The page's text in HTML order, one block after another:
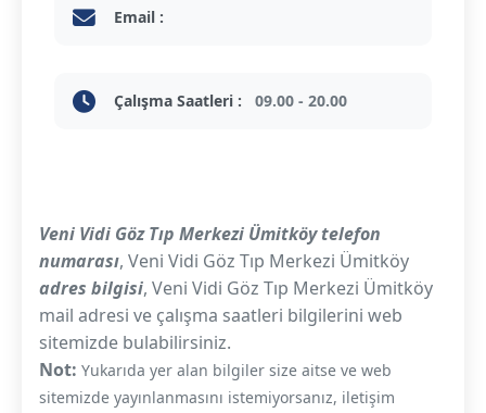
Email :
Çalışma Saatleri : 09.00 - 20.00
Veni Vidi Göz Tıp Merkezi Ümitköy telefon
numarası, Veni Vidi Göz Tıp Merkezi Ümitköy
adres bilgisi, Veni Vidi Göz Tıp Merkezi Ümitköy
mail adresi ve çalışma saatleri bilgilerini web
sitemizde bulabilirsiniz.
Not: Yukarıda yer alan bilgiler size aitse ve web
sitemizde yayınlanmasını istemiyorsanız, iletişim